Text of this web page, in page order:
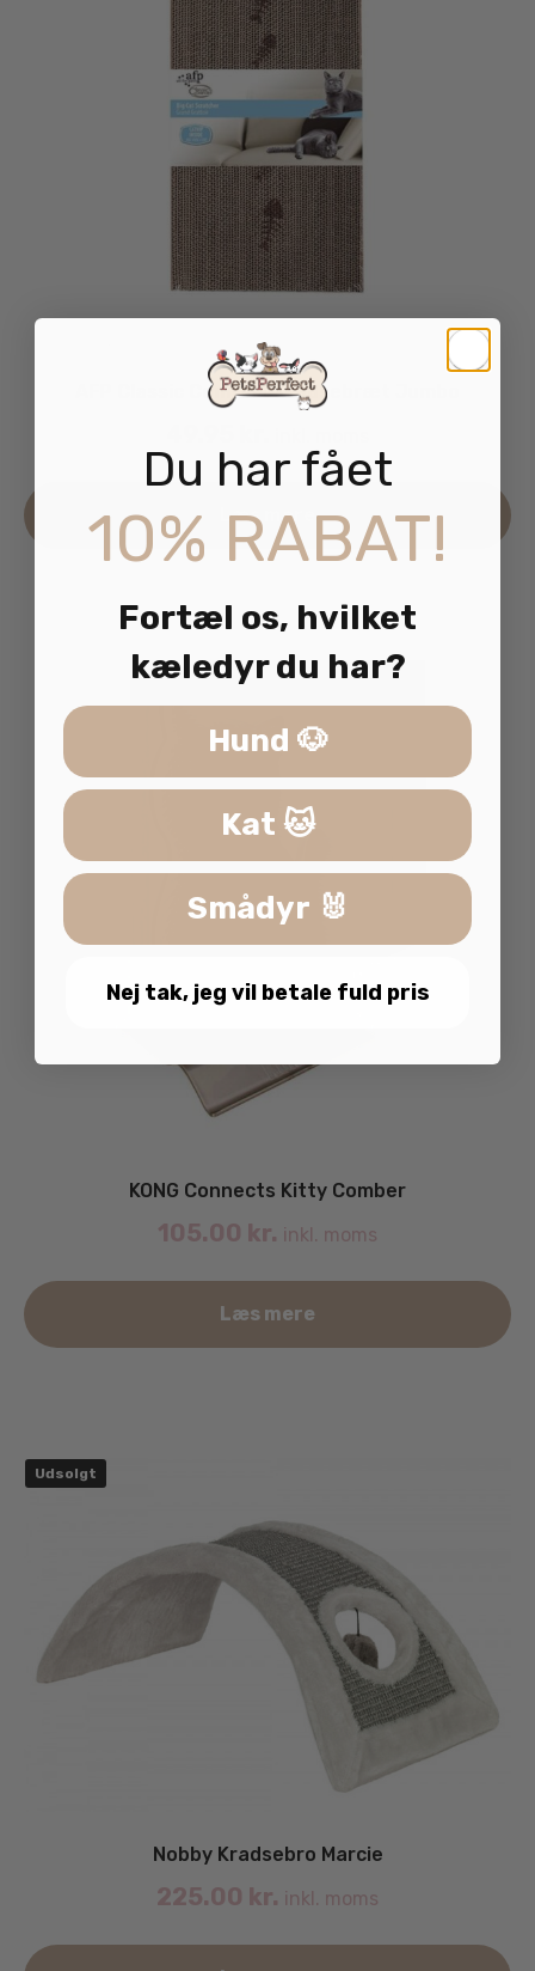
AFP Classic Comfort Kradsebræt Jumbo
Læs mere
KONG Connects Kitty Comber
105.00 kr. inkl. moms
Læs mere
Udsolgt
Nobby Kradsebro Marcie
225.00 kr. inkl. moms
Du har fået
10% RABAT!
Fortæl os, hvilket
kæledyr du har?
Hund 🐶
Kat 🐱
Smådyr 🐰
Nej tak, jeg vil betale fuld pris